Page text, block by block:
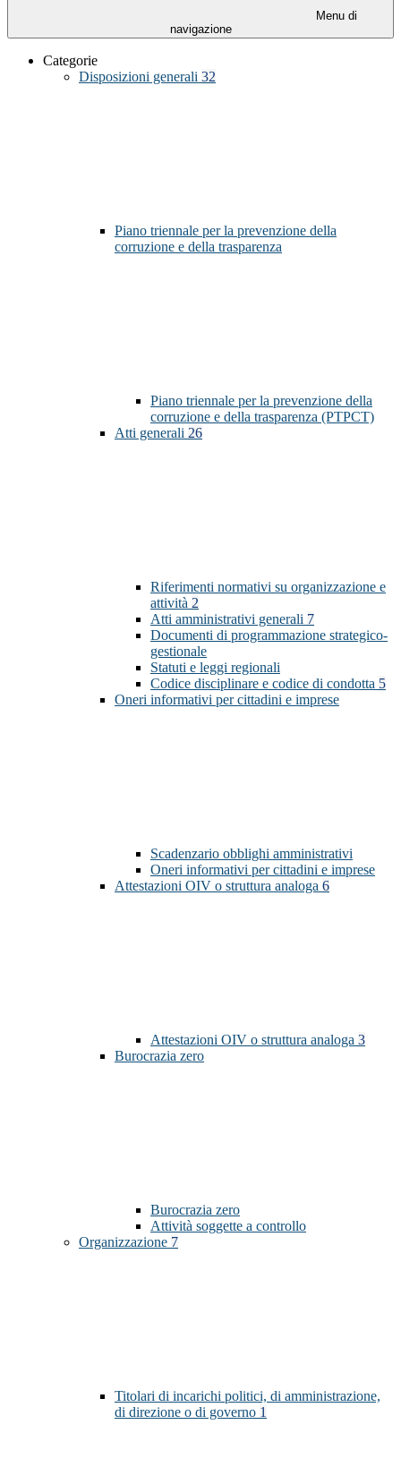
Menu di
navigazione
Categorie
Disposizioni generali 32
Piano triennale per la prevenzione della
corruzione e della trasparenza
Piano triennale per la prevenzione della
corruzione e della trasparenza (PTPCT)
Atti generali 26
Riferimenti normativi su organizzazione e
attività 2
Atti amministrativi generali 7
Documenti di programmazione strategico-
gestionale
Statuti e leggi regionali
Codice disciplinare e codice di condotta 5
Oneri informativi per cittadini e imprese
Scadenzario obblighi amministrativi
Oneri informativi per cittadini e imprese
Attestazioni OIV o struttura analoga 6
Attestazioni OIV o struttura analoga 3
Burocrazia zero
Burocrazia zero
Attività soggette a controllo
Organizzazione 7
Titolari di incarichi politici, di amministrazione,
di direzione o di governo 1